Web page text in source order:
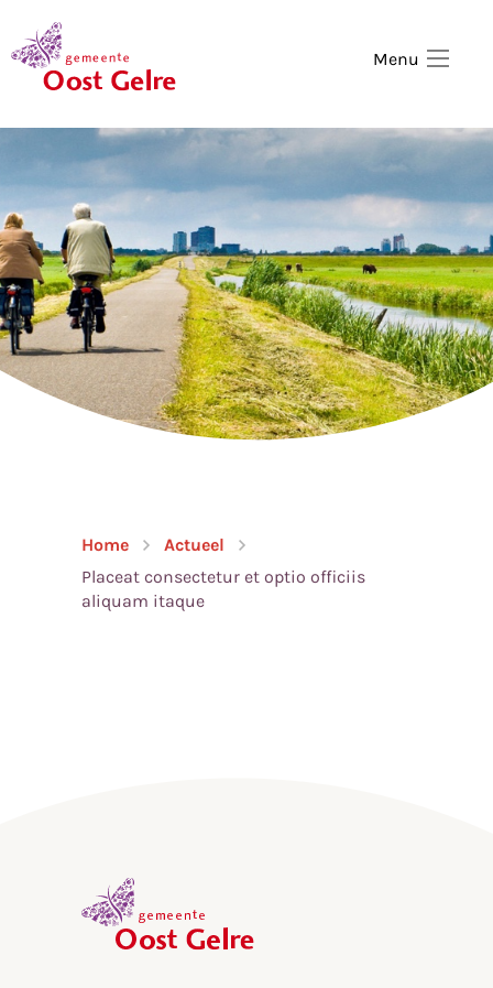
Menu
Home
Actueel
Placeat consectetur et optio officiis
aliquam itaque